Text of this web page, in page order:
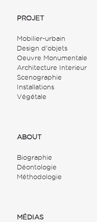
PROJET
Mobilier-urbain
Design d'objets
Oeuvre Monumentale
Architecture Interieur
Scenographie
Installations
Végétale
ABOUT
Biographie
Déontologie
Méthodologie
MÉDIAS